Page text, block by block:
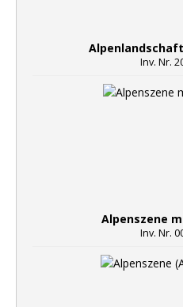
Inv. Nr.
Alpenszene
Inv. Nr.